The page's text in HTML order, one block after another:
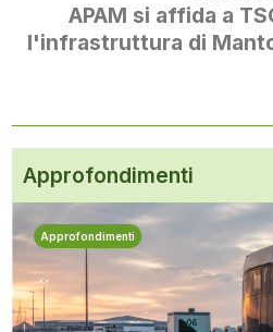
APAM si affida a
l'infrastruttura di
Approfondimenti
Approfondimenti